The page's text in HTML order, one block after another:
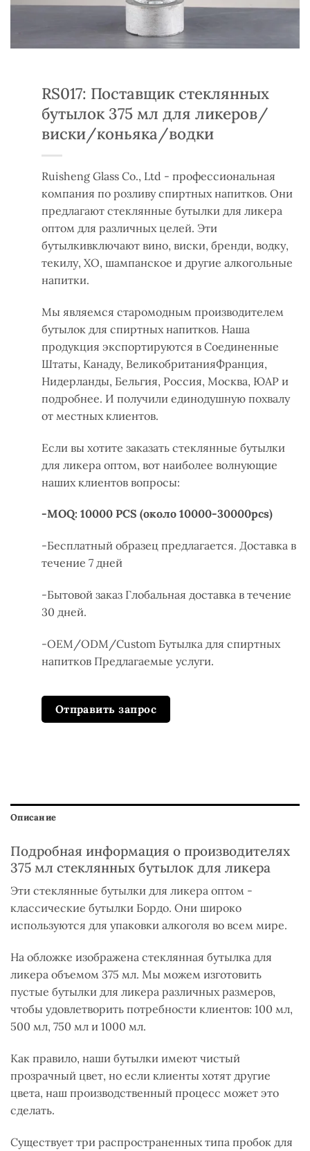
RS017: Поставщик стеклянных
бутылок 375 мл для ликеров/
виски/коньяка/водки
Ruisheng Glass Co., Ltd - профессиональная
компания по розливу спиртных напитков. Они
предлагают стеклянные бутылки для ликера
оптом для различных целей. Эти
бутылкивключают вино, виски, бренди, водку,
текилу, XO, шампанское и другие алкогольные
напитки.
Мы являемся старомодным производителем
бутылок для спиртных напитков. Наша
продукция экспортируются в Соединенные
Штаты, Канаду, ВеликобританияФранция,
Нидерланды, Бельгия, Россия, Москва, ЮАР и
подробнее. И получили единодушную похвалу
от местных клиентов.
Если вы хотите заказать стеклянные бутылки
для ликера оптом, вот наиболее волнующие
наших клиентов вопросы:
-MOQ: 10000 PCS (около 10000-30000pcs)
-Бесплатный образец предлагается. Доставка в
течение 7 дней
-Бытовой заказ Глобальная доставка в течение
30 дней.
-OEM/ODM/Custom Бутылка для спиртных
напитков Предлагаемые услуги.
Отправить запрос
Описание
Подробная информация о производителях
375 мл стеклянных бутылок для ликера
Эти стеклянные бутылки для ликера оптом -
классические бутылки Бордо. Они широко
используются для упаковки алкоголя во всем мире.
На обложке изображена стеклянная бутылка для
ликера объемом 375 мл. Мы можем изготовить
пустые бутылки для ликера различных размеров,
чтобы удовлетворить потребности клиентов: 100 мл,
500 мл, 750 мл и 1000 мл.
Как правило, наши бутылки имеют чистый
прозрачный цвет, но если клиенты хотят другие
цвета, наш производственный процесс может это
сделать.
Существует три распространенных типа пробок для